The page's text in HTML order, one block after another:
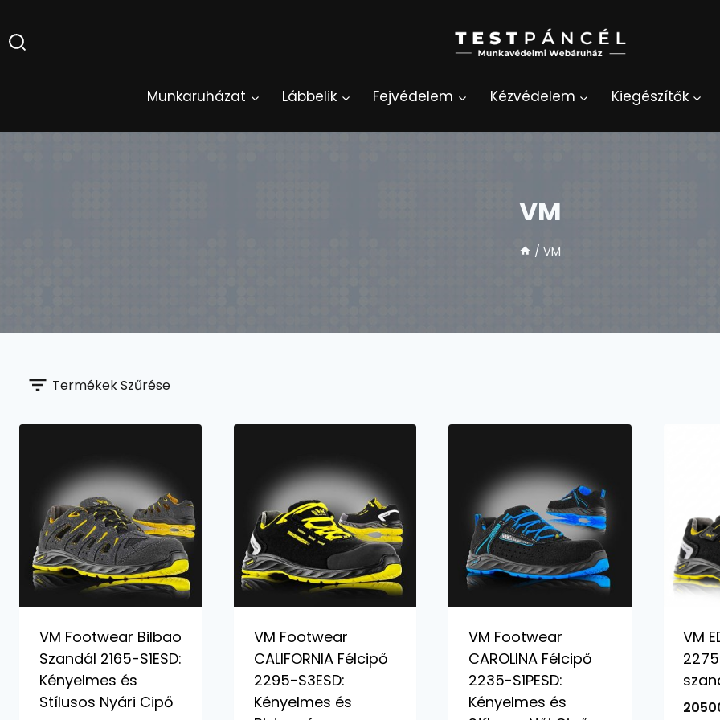
to
content
Munkaruházat Lábbelik Fejvédelem Kézvédelem Kiegészítők
VM
/ VM
Termékek Szűrése
VM Footwear Bilbao
Szandál 2165-S1ESD:
Kényelmes és
Stílusos Nyári Cipő
VM Footwear
CALIFORNIA Félcipő
2295-S3ESD:
Kényelmes és
VM Footwear
CAROLINA Félcipő
2235-S1PESD:
Kényelmes és
VM